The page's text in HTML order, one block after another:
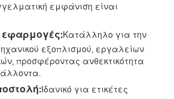
εμφάνιση είναι
εφαρμογές:Κατάλληλο για την
εξοπλισμού, εργαλείων
προσφέροντας ανθεκτικότητα
Ιδανικό για ετικέτες